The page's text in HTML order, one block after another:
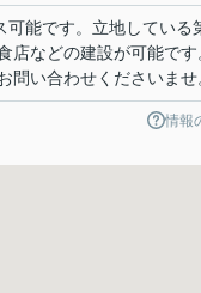
可能です。立地している
などの建設が可能です
い合わせくださいませ
情報